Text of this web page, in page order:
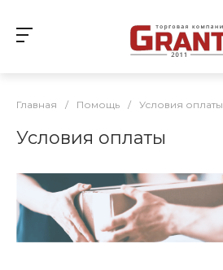
Главная / Помощь / Условия оплаты
Условия оплаты